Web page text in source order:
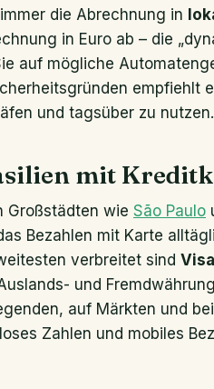
die Abrechnung in
in Euro ab – die
auf mögliche
empfiehlt
und tagsüber zu nutzen.
mit
Großstädten wie São Paulo
Bezahlen mit Karte
verbreitet sind
und
auf Märkten und
Zahlen und mobiles